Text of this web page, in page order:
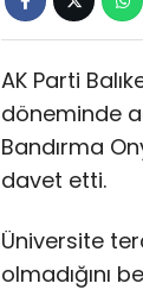
AK Parti
döneminde
Bandırma
davet etti.
Üniversite
olmadığını